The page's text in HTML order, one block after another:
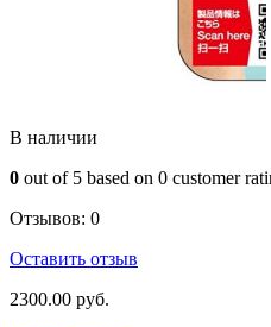
В наличии
0 out of 5 based on 0 customer
Отзывов: 0
Оставить отзыв
2300.00 руб.